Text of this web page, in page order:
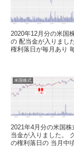
2020年12月分の米国
の 配当金が入りまし
権利落日が毎月あり
米国株式
2021年4月分の米国
当金が入りました。
の権利落日の 当月中